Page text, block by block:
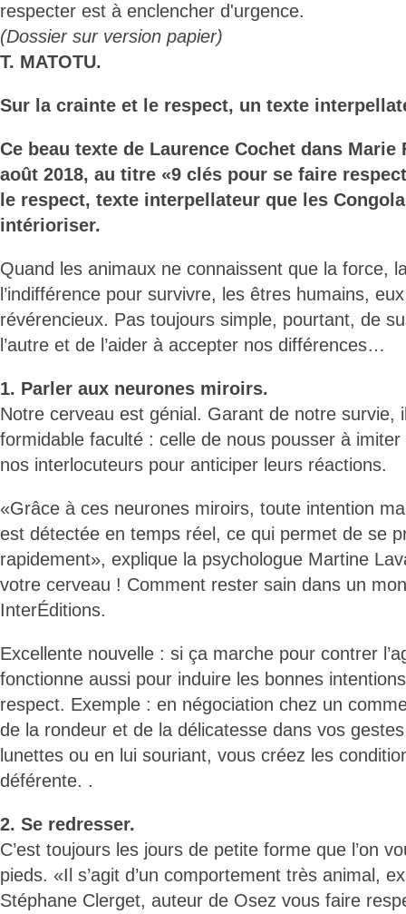
respecter est à enclencher d'urgence.
(Dossier sur version papier)
T. MATOTU.
Sur la crainte et le respect, un texte
Ce beau texte de Laurence Cochet dans Marie
août 2018, au titre «9 clés pour se faire
le respect, texte interpellateur que les
intérioriser.
Quand les animaux ne connaissent que la force,
l’indifférence pour survivre, les êtres humains,
révérencieux. Pas toujours simple, pourtant, de
l’autre et de l’aider à accepter nos différences…
1. Parler aux neurones miroirs.
Notre cerveau est génial. Garant de notre survie,
formidable faculté : celle de nous pousser à
nos interlocuteurs pour anticiper leurs réactions.
«Grâce à ces neurones miroirs, toute intention
est détectée en temps réel, ce qui permet de se
rapidement», explique la psychologue Martine
votre cerveau ! Comment rester sain dans un
InterÉditions.
Excellente nouvelle : si ça marche pour contrer
fonctionne aussi pour induire les bonnes
respect. Exemple : en négociation chez un
de la rondeur et de la délicatesse dans vos
lunettes ou en lui souriant, vous créez les
déférente. .
2. Se redresser.
C’est toujours les jours de petite forme que l’on
pieds. «Il s’agit d’un comportement très animal,
Stéphane Clerget, auteur de Osez vous faire